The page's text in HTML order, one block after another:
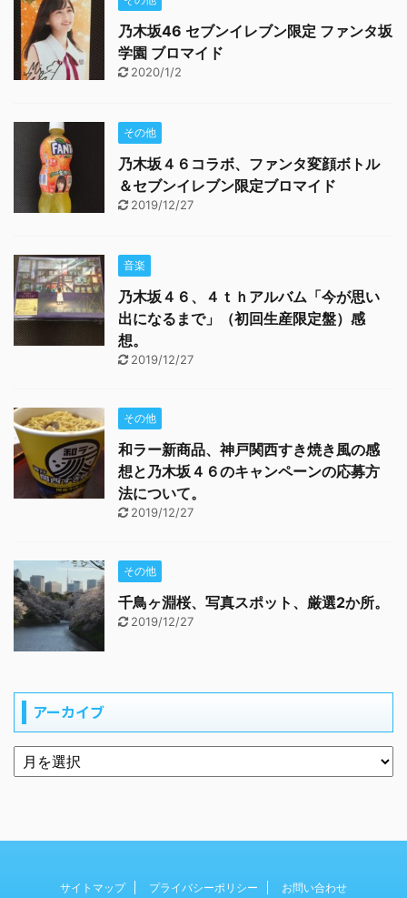
乃木坂46 セブンイレブン限定 ファンタ坂
学園 ブロマイド
2020/1/2
その他
乃木坂４６コラボ、ファンタ変顔ボトル
＆セブンイレブン限定ブロマイド
2019/12/27
音楽
乃木坂４６、４ｔｈアルバム「今が思い
出になるまで」（初回生産限定盤）感
想。
2019/12/27
その他
和ラー新商品、神戸関西すき焼き風の感
想と乃木坂４６のキャンペーンの応募方
法について。
2019/12/27
その他
千鳥ヶ淵桜、写真スポット、厳選2か所。
2019/12/27
アーカイブ
サイトマップ プライバシーポリシー お問い合わせ